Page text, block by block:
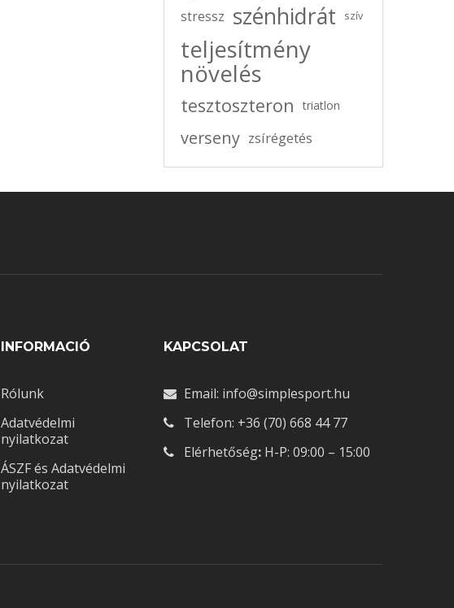
stressz szénhidrát szív
teljesítmény
növelés
tesztoszteron triatlon
verseny zsírégetés
INFORMACIÓ
Rólunk
Adatvédelmi
nyilatkozat
ÁSZF és Adatvédelmi
nyilatkozat
KAPCSOLAT
Email: info@simplesport.hu
Telefon: +36 (70) 668 44 77
Elérhetőség: H-P: 09:00 – 15:00